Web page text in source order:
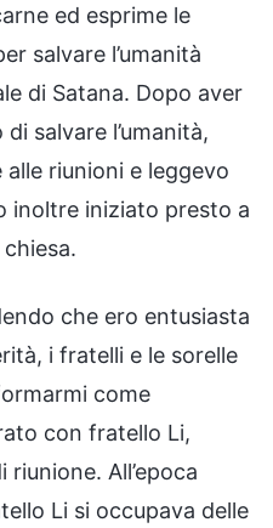
ed esprime le
salvare l’umanità
di Satana. Dopo aver
salvare l’umanità,
riunioni e leggevo
inoltre iniziato presto a
che ero entusiasta
i fratelli e le sorelle
come
con fratello Li,
All’epoca
Li si occupava delle